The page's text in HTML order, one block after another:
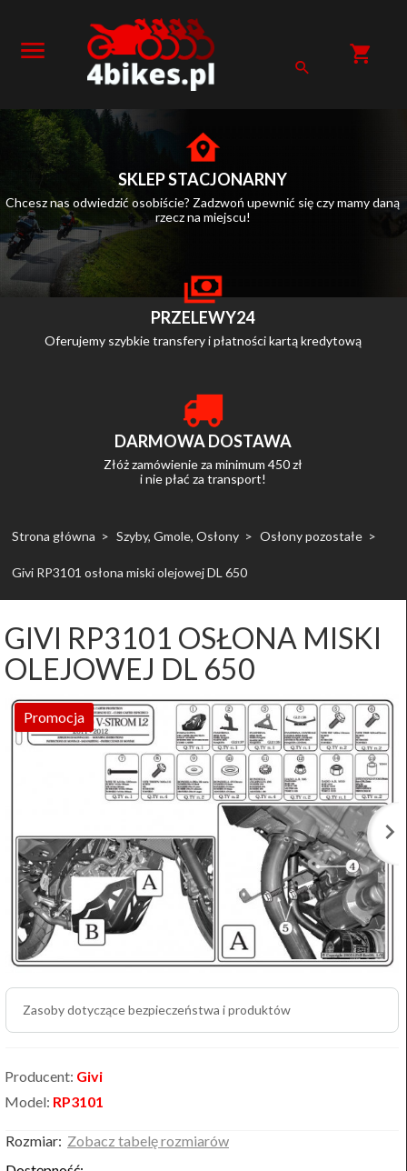
SKLEP STACJONARNY
Chcesz nas odwiedzić osobiście? Zadzwoń upewnić się czy mamy daną
rzecz na miejscu!
PRZELEWY24
Oferujemy szybkie transfery i płatności kartą kredytową
DARMOWA DOSTAWA
Złóż zamówienie za minimum 450 zł
i nie płać za transport!
Strona główna Szyby, Gmole, Osłony Osłony pozostałe
Givi RP3101 osłona miski olejowej DL 650
GIVI RP3101 OSŁONA MISKI
OLEJOWEJ DL 650
Promocja
Zasoby dotyczące bezpieczeństwa i produktów
Producent: Givi
Model: RP3101
Rozmiar: Zobacz tabelę rozmiarów